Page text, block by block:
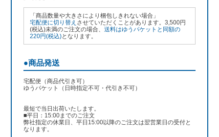
「商品数量や大きさにより梱包しきれない場合」
宅配便に切り替え させていただくことがあります。3,500円
(税込)未満のご注文の場合、送料はゆうパケットと同額の
220円(税込)となります。
●商品発送
宅配便（商品代引き可）
ゆうパケット（日時指定不可・代引き不可）
最短で当日出荷いたします。
■平日：15:00までのご注文
弊社指定の休業日、平日15:00以降のご注文は翌営業日の受付と
なります。